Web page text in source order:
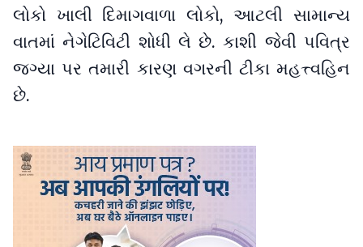
લોકો ખાલી દિમાગવાળા લોકો, આટલી સામાન્ય
વાતમાં નેગેટિવિટી શોધી લે છે. કાશી જેવી પવિત્ર
જગ્યા પર તમારી કારણ વગરની ટીકા મહત્ત્વહિન
છે.